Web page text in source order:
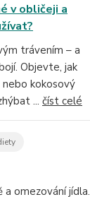
v obličeji a
trávením – a
Objevte, jak
nebo kokosový
... číst celé
omezování jídla.